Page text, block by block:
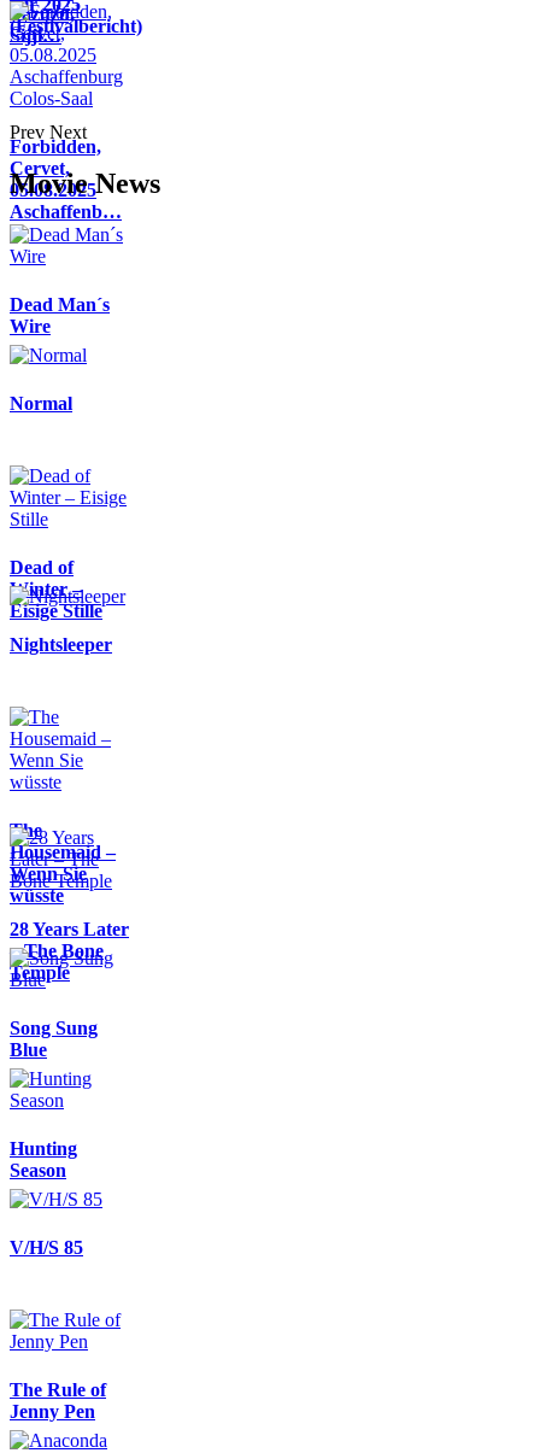
Pazuzu,
Sijji…
(Festivalbericht)
Forbidden,
Cervet,
05.08.2025
Aschaffenb…
Prev Next
Movie News
Dead Man´s
Wire
Normal
Dead of
Winter –
Eisige Stille
Nightsleeper
The
Housemaid –
Wenn Sie
wüsste
28 Years Later
– The Bone
Temple
Song Sung
Blue
Hunting
Season
V/H/S 85
The Rule of
Jenny Pen